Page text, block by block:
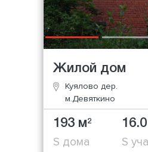
Жилой дом
Куялово дер.
м.Девяткино
193 м2
S дома S